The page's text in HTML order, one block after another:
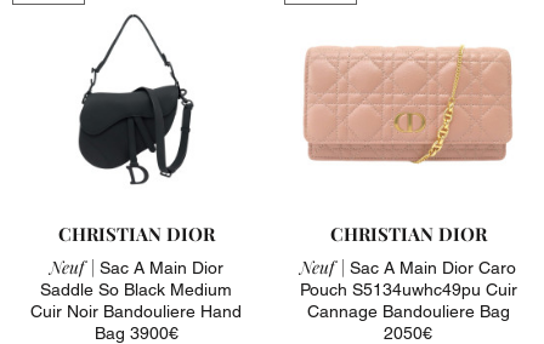
CHRISTIAN DIOR
Neuf | Sac A Main Dior
Saddle So Black Medium
Cuir Noir Bandouliere Hand
Bag 3900€
CHRISTIAN DIOR
Neuf | Sac A Main Dior Caro
Pouch S5134uwhc49pu Cuir
Cannage Bandouliere Bag
2050€